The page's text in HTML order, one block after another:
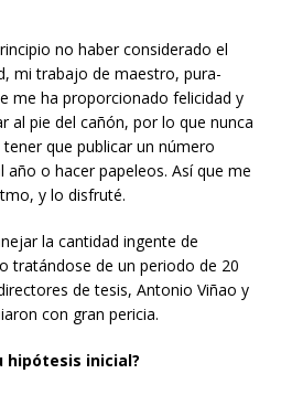
no haber considerado el
mi trabajo de maestro, pura-
me ha proporcionado felicidad y
al pie del cañón, por lo que nunca
que publicar un número
o hacer papeleos. Así que me
y lo disfruté.
la cantidad ingente de
tratándose de un periodo de 20
de tesis, Antonio Viñao y
con gran pericia.
hipótesis inicial?